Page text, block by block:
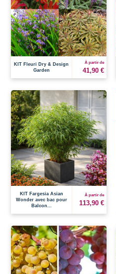
KIT Fleuri Dry & Design
Garden
À partir de
41,90 €
KIT Fargesia Asian
Wonder avec bac pour
Balcon...
À partir de
113,90 €